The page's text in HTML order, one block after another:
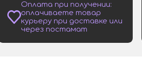
Оплата при получении:
оплачиваете товар
курьеру при доставке или
через постамат